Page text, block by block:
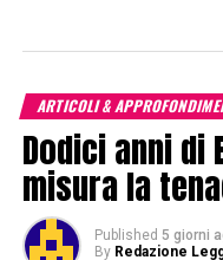
ARTICOLI &
Dodici anni di
misura la
Published 5 giorni
By Redazione